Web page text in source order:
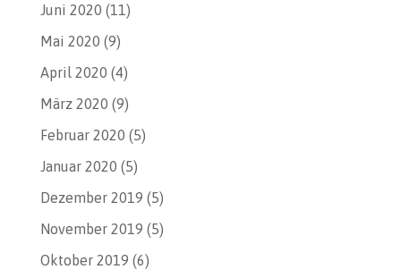
Juni 2020 (11)
Mai 2020 (9)
April 2020 (4)
März 2020 (9)
Februar 2020 (5)
Januar 2020 (5)
Dezember 2019 (5)
November 2019 (5)
Oktober 2019 (6)